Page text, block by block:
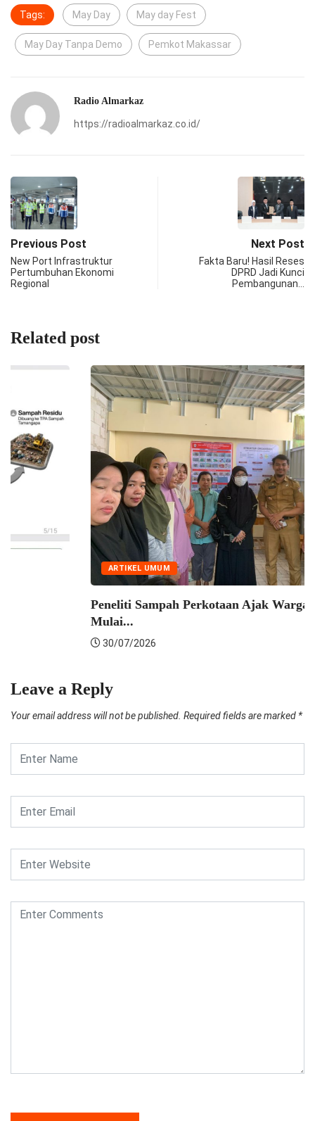
Tags: May Day May day Fest
May Day Tanpa Demo Pemkot Makassar
Radio Almarkaz
https://radioalmarkaz.co.id/
Previous Post
New Port Infrastruktur
Pertumbuhan Ekonomi
Regional
Next Post
Fakta Baru! Hasil Reses
DPRD Jadi Kunci
Pembangunan…
Related post
ARTIKEL UMUM
Kadis DLH, Segerakan Benahi Sarana dan
Leave a Reply
Your email address will not be published. Required fields are marked *